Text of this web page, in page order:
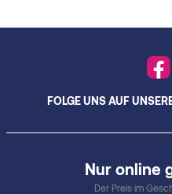
Nur online
Der Preis im
FOLGE UNS AUF